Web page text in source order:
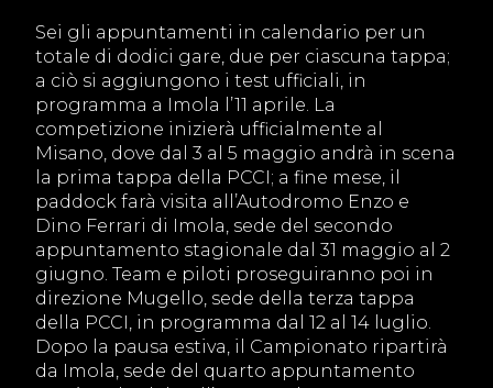
Sei gli appuntamenti in calendario per un
totale di dodici gare, due per ciascuna tappa;
a ciò si aggiungono i test ufficiali, in
programma a Imola l’11 aprile. La
competizione inizierà ufficialmente al
Misano, dove dal 3 al 5 maggio andrà in scena
la prima tappa della PCCI; a fine mese, il
paddock farà visita all’Autodromo Enzo e
Dino Ferrari di Imola, sede del secondo
appuntamento stagionale dal 31 maggio al 2
giugno. Team e piloti proseguiranno poi in
direzione Mugello, sede della terza tappa
della PCCI, in programma dal 12 al 14 luglio.
Dopo la pausa estiva, il Campionato ripartirà
da Imola, sede del quarto appuntamento